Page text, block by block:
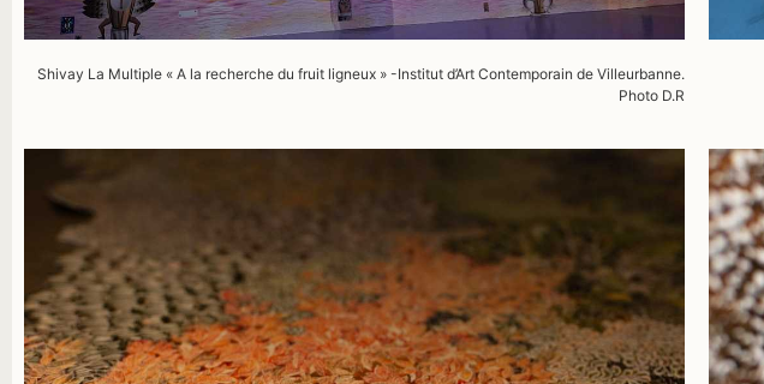
Shivay La Multiple « A la recherche du fruit ligneux » -Institut d’Art Contemporain de Villeurbanne.
Photo D.R